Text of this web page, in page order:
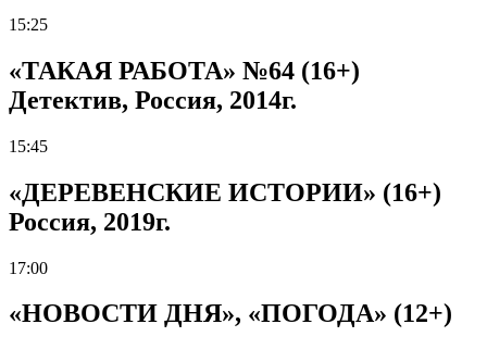
15:25
«ТАКАЯ РАБОТА» №64 (16+)
Детектив, Россия, 2014г.
15:45
«ДЕРЕВЕНСКИЕ ИСТОРИИ» (16+)
Россия, 2019г.
17:00
«НОВОСТИ ДНЯ», «ПОГОДА» (12+)